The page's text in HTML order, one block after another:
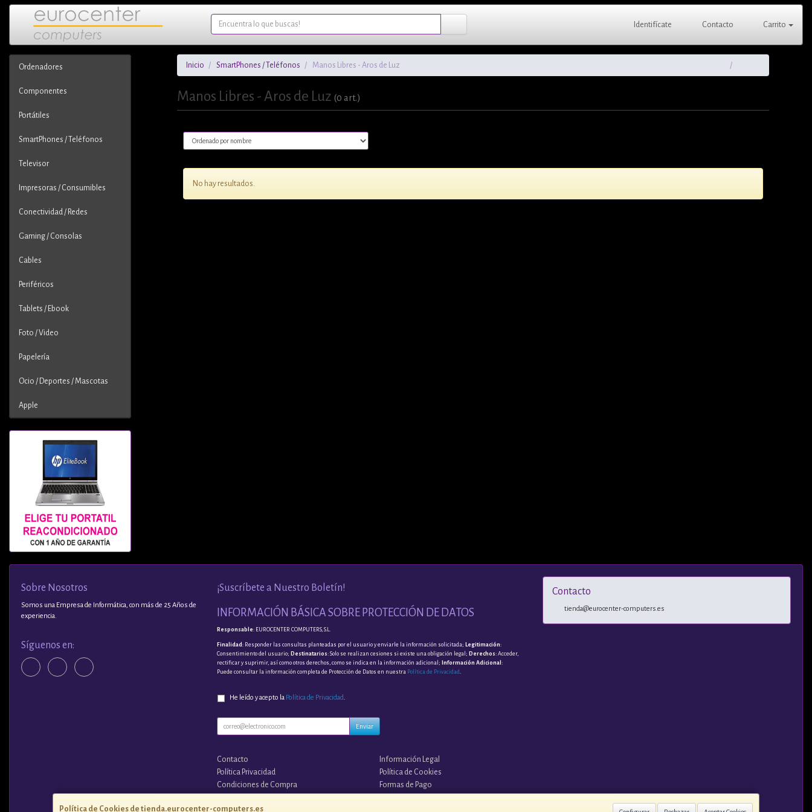
Identifícate Contacto Carrito
Ordenadores
Componentes
Portátiles
SmartPhones / Teléfonos
Televisor
Impresoras / Consumibles
Conectividad / Redes
Gaming / Consolas
Cables
Periféricos
Tablets / Ebook
Foto / Video
Papelería
Ocio / Deportes / Mascotas
Apple
Inicio SmartPhones / Teléfonos Manos Libres - Aros de Luz
Manos Libres - Aros de Luz (0 art.)
No hay resultados.
Política de Cookies de tienda.eurocenter-computers.es
Sobre Nosotros
Somos una Empresa de Informática, con más de 25 Años de
experiencia.
Síguenos en:
¡Suscríbete a Nuestro Boletín!
INFORMACIÓN BÁSICA SOBRE PROTECCIÓN DE DATOS
Responsable: EUROCENTER COMPUTERS, S.L.
Finalidad: Responder las consultas planteadas por el usuario y enviarle la información solicitada; Legitimación:
Consentimiento del usuario; Destinatarios: Solo se realizan cesiones si existe una obligación legal; Derechos: Acceder,
rectificar y suprimir, así como otros derechos, como se indica en la información adicional; Información Adicional :
Puede consultar la información completa de Protección de Datos en nuestra Política de Privacidad.
He leído y acepto la Política de Privacidad.
Enviar
Contacto
Información Legal
Política Privacidad
Política de Cookies
Condiciones de Compra
Formas de Pago
Contacto
tienda@eurocenter-computers.es